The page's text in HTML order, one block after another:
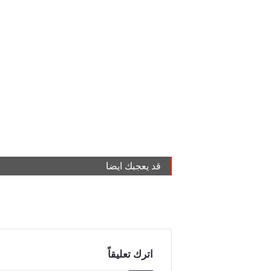
قد يعجبك ايضا
اترك تعليقاً